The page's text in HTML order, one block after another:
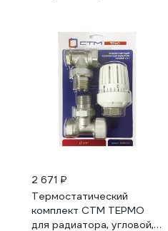
2 671 ₽
Термостатический
комплект СТМ ТЕРМО
для радиатора, угловой, в